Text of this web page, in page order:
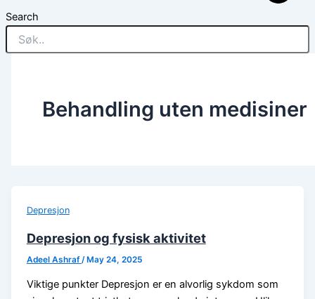
Search
Behandling uten medisiner
Depresjon
Depresjon og fysisk aktivitet
Adeel Ashraf /May 24, 2025
Viktige punkter Depresjon er en alvorlig sykdom som